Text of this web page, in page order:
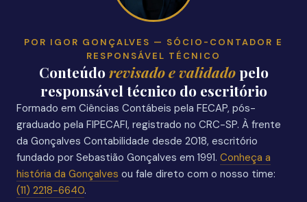
POR IGOR GONÇALVES — SÓCIO-CONTADOR E
RESPONSÁVEL TÉCNICO
Conteúdorevisado e validadopelo
responsável técnico do escritório
Formado em Ciências Contábeis pela FECAP, pós-
graduado pela FIPECAFI, registrado no CRC-SP. À frente
da Gonçalves Contabilidade desde 2018, escritório
fundado por Sebastião Gonçalves em 1991. Conheça a
história da Gonçalves ou fale direto com o nosso time:
(11) 2218-6640.